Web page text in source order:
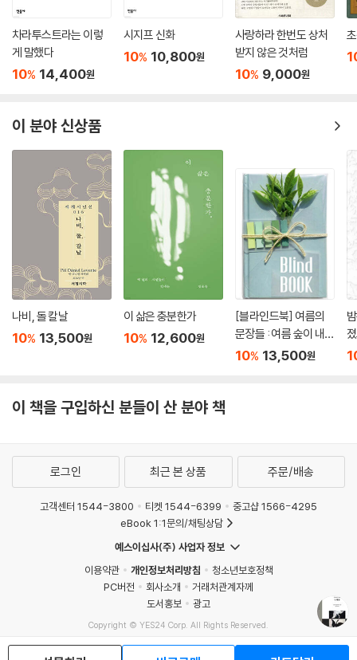
겨지는 후기 대표작 〈금작화 또는 황무지의 꽃〉은 베수비오 화산 기슭에서
피어난 금작화, 죽음 외에는 고개 숙이지 않을 연약한 생명체를 그린다. 이
작고 여린 꽃을 통해, 그는 냉혹한 자연 속에서 고통스럽고 초라해 보이는
삶을 살아가는 지상의 존재들에게 마침내 경의를 드러낸다.
는 단테의 《신곡》 등 수많은 이탈리아 고전을 옮겨 왔으며, 간결하면서도
시어의 의미를 살린 번역으로 레오파르디의 목소리를 온전히 전달했다. 이
로써 그동안 단편적으로만 소개되어 왔던 레오파르디의 시 세계가 비로소
한 권의 책으로 드러난다. 《노래들》은 다만 고통을 받아들이며 어떠한 선
언도 없이 그저 읊조린다. 고통받기 위해 태어난 존재의 부조리, 삶의 무의
미함, 그럼에도 이를 끌어안고 살아가는 생명체에 대한 경의…. 이 목소리
는 시대를 넘어 우리에게까지 와 닿는다.
차라투스트라는 이렇
게 말했다
10% 14,400원
시지프 신화
10% 10,800원
사랑하라 한번도 상처
받지 않은 것처럼
10% 9,000원
이 분야 신상품
나비, 돌 칼날
10% 13,500원
이 삶은 충분한가
10% 12,600원
[블라인드북] 여름의
문장들 : 여름 숲이 내뿜
는 냄새. 비가 내리면 그
10% 13,500원
이 책을 구입하신 분들이 산 분야 책
로그인 최근 본 상품 주문/배송
고객센터 1544-3800 티켓 1544-6399
중고샵 1566-4295
eBook 1:1문의/채팅상담
예스이십사(주) 사업자 정보
이용약관
개인정보처리방침
청소년보호정책
PC버전
회사소개
거래처관계자께
도서홍보
광고
Copyright © YES24 Corp. All Rights Reserved.